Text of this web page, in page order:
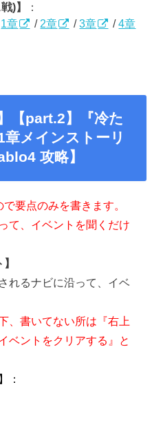
)】
：
1章 / 2章 /3章 /4章
【part.2】『冷た
章メインストーリ
攻略】
要点のみを書きます。
て、イベントを聞くだけ
れるナビに沿って、イベ
、書いてない所は『右上
ベントをクリアする』と
：